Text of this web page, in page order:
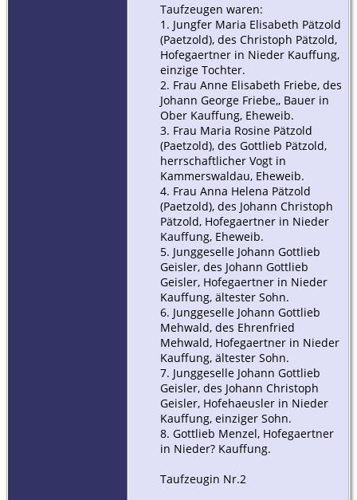
Taufzeugen waren:
1. Jungfer Maria Elisabeth Pätzold
(Paetzold), des Christoph Pätzold,
Hofegaertner in Nieder Kauffung,
einzige Tochter.
2. Frau Anne Elisabeth Friebe, des
Johann George Friebe,, Bauer in
Ober Kauffung, Eheweib.
3. Frau Maria Rosine Pätzold
(Paetzold), des Gottlieb Pätzold,
herrschaftlicher Vogt in
Kammerswaldau, Eheweib.
4. Frau Anna Helena Pätzold
(Paetzold), des Johann Christoph
Pätzold, Hofegaertner in Nieder
Kauffung, Eheweib.
5. Junggeselle Johann Gottlieb
Geisler, des Johann Gottlieb
Geisler, Hofegaertner in Nieder
Kauffung, ältester Sohn.
6. Junggeselle Johann Gottlieb
Mehwald, des Ehrenfried
Mehwald, Hofegaertner in Nieder
Kauffung, ältester Sohn.
7. Junggeselle Johann Gottlieb
Geisler, des Johann Christoph
Geisler, Hofehaeusler in Nieder
Kauffung, einziger Sohn.
8. Gottlieb Menzel, Hofegaertner
in Nieder? Kauffung.
Taufzeugin Nr.2